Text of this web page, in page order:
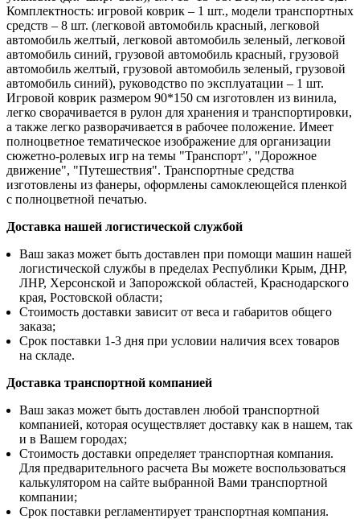
Комплектность: игровой коврик – 1 шт., модели транспортных
средств – 8 шт. (легковой автомобиль красный, легковой
автомобиль желтый, легковой автомобиль зеленый, легковой
автомобиль синий, грузовой автомобиль красный, грузовой
автомобиль желтый, грузовой автомобиль зеленый, грузовой
автомобиль синий), руководство по эксплуатации – 1 шт.
Игровой коврик размером 90*150 см изготовлен из винила,
легко сворачивается в рулон для хранения и транспортировки,
а также легко разворачивается в рабочее положение. Имеет
полноцветное тематическое изображение для организации
сюжетно-ролевых игр на темы "Транспорт", "Дорожное
движение", "Путешествия". Транспортные средства
изготовлены из фанеры, оформлены самоклеющейся пленкой
с полноцветной печатью.
Доставка нашей логистической службой
Ваш заказ может быть доставлен при помощи машин нашей
логистической службы в пределах Республики Крым, ДНР,
ЛНР, Херсонской и Запорожской областей, Краснодарского
края, Ростовской области;
Стоимость доставки зависит от веса и габаритов общего
заказа;
Срок поставки 1-3 дня при условии наличия всех товаров
на складе.
Доставка транспортной компанией
Ваш заказ может быть доставлен любой транспортной
компанией, которая осуществляет доставку как в нашем, так
и в Вашем городах;
Стоимость доставки определяет транспортная компания.
Для предварительного расчета Вы можете воспользоваться
калькулятором на сайте выбранной Вами транспортной
компании;
Срок поставки регламентирует транспортная компания.